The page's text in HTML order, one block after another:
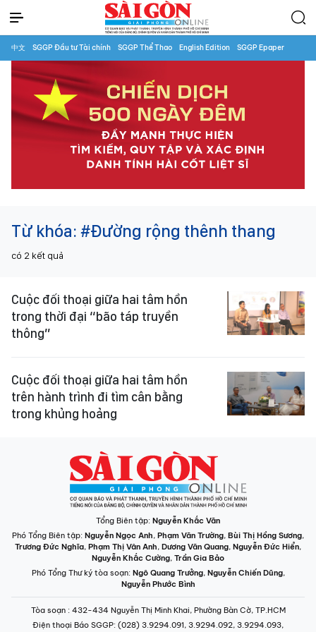
中文 SGGP Đầu tư Tài chính SGGP Thể Thao English Edition SGGP Epaper
Từ khóa: #Đường rộng thênh thang
có 2 kết quả
Cuộc đối thoại giữa hai tâm hồn
trong thời đại “bão táp truyền
thông”
Cuộc đối thoại giữa hai tâm hồn
trên hành trình đi tìm cân bằng
trong khủng hoảng
Tổng Biên tập: Nguyễn Khắc Văn
Phó Tổng Biên tập: Nguyễn Ngọc Anh, Phạm Văn Trường, Bùi Thị Hồng Sương,
Trương Đức Nghĩa, Phạm Thị Vân Anh, Dương Văn Quang, Nguyễn Đức Hiển,
Nguyễn Khắc Cường, Trần Gia Bảo
Phó Tổng Thư ký tòa soạn: Ngô Quang Trưởng, Nguyễn Chiến Dũng,
Nguyễn Phước Bình
Tòa soạn : 432-434 Nguyễn Thị Minh Khai, Phường Bàn Cờ, TP.HCM
Điện thoại Báo SGGP: (028) 3.9294.091, 3.9294.092, 3.9294.093,